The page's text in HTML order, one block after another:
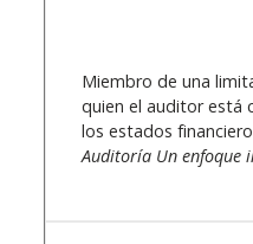
Miembro de una
quien el auditor está
los estados
Auditoría Un enfoque